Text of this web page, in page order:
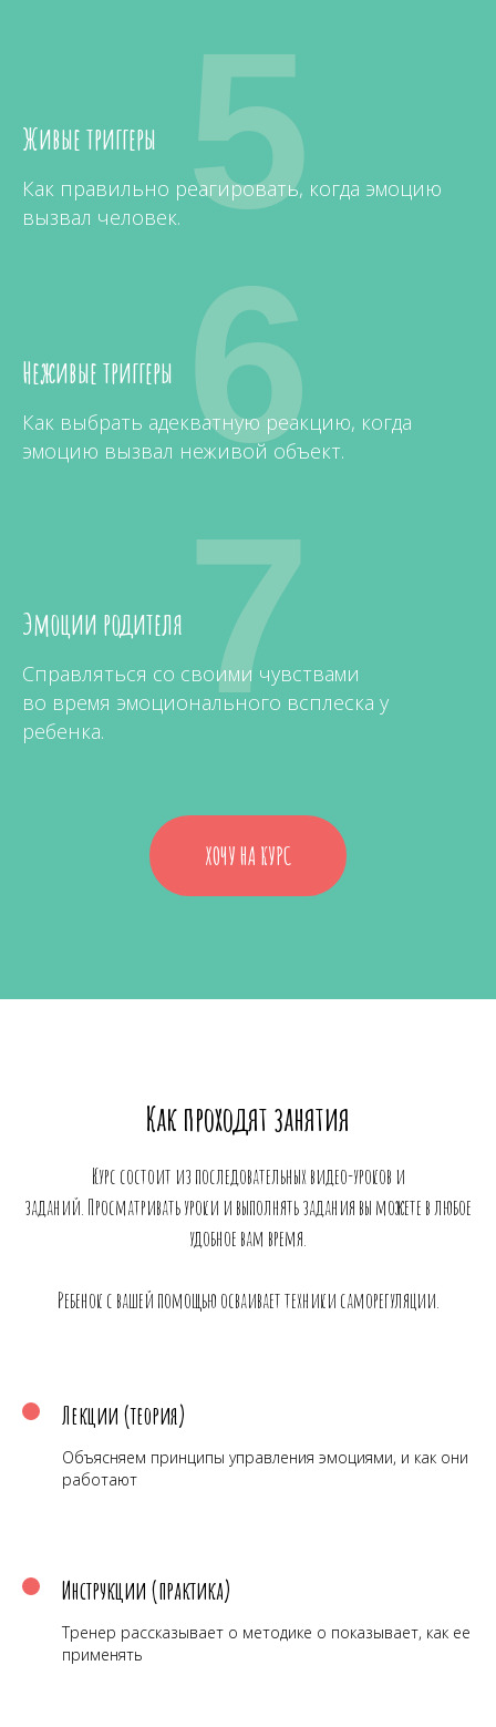
Живые триггеры
Как правильно реагировать, когда эмоцию
вызвал человек. 5
Неживые триггеры
Как выбрать адекватную реакцию, когда
эмоцию вызвал неживой объект.
6
Эмоции родителя
Справляться со своими чувствами
во время эмоционального всплеска у
ребенка.
7
ХОЧУ НА КУРС
Как проходят занятия
Курс состоит из последовательных видео-уроков и
заданий. Просматривать уроки и выполнять задания вы можете в любое
удобное вам время.
Ребенок с вашей помощью осваивает техники саморегуляции.
Лекции (теория)
Объясняем принципы управления эмоциями, и как они
работают
Инструкции (практика)
Тренер рассказывает о методике о показывает, как ее
применять